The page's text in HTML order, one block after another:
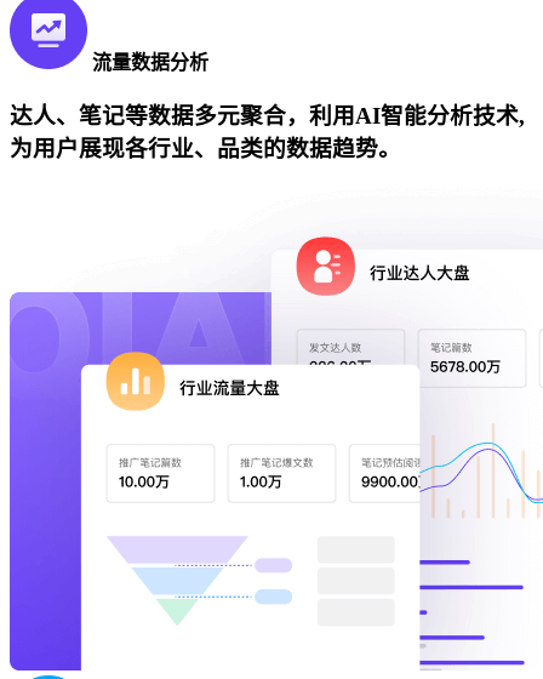
流量数据分析
达人、笔记等数据多元聚合，利用AI智能分析技术,
为用户展现各行业、品类的数据趋势。